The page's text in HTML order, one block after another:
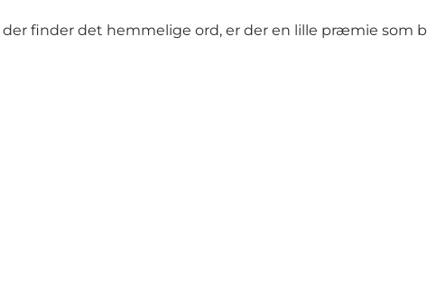
finder det hemmelige ord, er der en lille præmie som